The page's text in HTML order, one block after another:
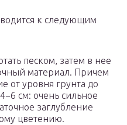
к следующим
песком, затем в нее
материал. Причем
от уровня грунта до
см: очень сильное
заглубление
цветению.